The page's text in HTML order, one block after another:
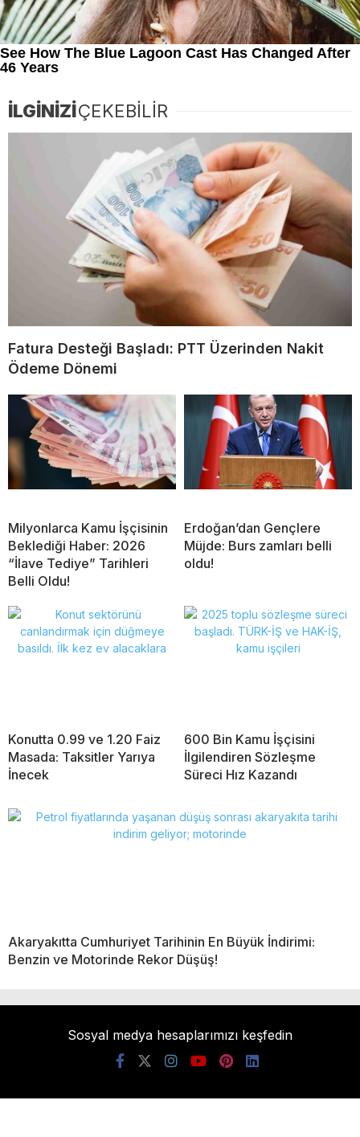
İLGİNİZİÇEKEBİLİR
Fatura Desteği Başladı: PTT Üzerinden Nakit
Ödeme Dönemi
Milyonlarca Kamu İşçisinin
Beklediği Haber: 2026
“İlave Tediye” Tarihleri
Belli Oldu!
Erdoğan’dan Gençlere
Müjde: Burs zamları belli
oldu!
Konutta 0.99 ve 1.20 Faiz
Masada: Taksitler Yarıya
İnecek
600 Bin Kamu İşçisini
İlgilendiren Sözleşme
Süreci Hız Kazandı
Akaryakıtta Cumhuriyet Tarihinin En Büyük İndirimi:
Benzin ve Motorinde Rekor Düşüş!
Sosyal medya hesaplarımızı keşfedin